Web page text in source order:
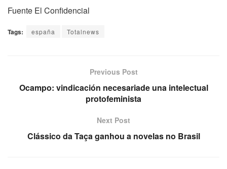
Fuente El Confidencial
Tags: españa Totalnews
Previous Post
Ocampo: vindicación necesariade una intelectual
protofeminista
Next Post
Clássico da Taça ganhou a novelas no Brasil